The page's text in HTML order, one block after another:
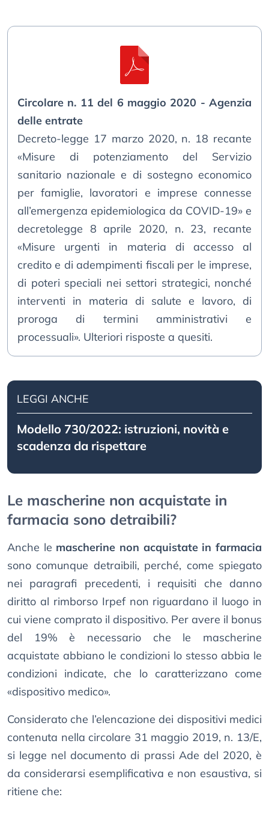
Circolare n. 11 del 6 maggio 2020 - Agenzia
delle entrate
Decreto-legge 17 marzo 2020, n. 18 recante
«Misure di potenziamento del Servizio
sanitario nazionale e di sostegno economico
per famiglie, lavoratori e imprese connesse
all’emergenza epidemiologica da COVID-19» e
decretolegge 8 aprile 2020, n. 23, recante
«Misure urgenti in materia di accesso al
credito e di adempimenti fiscali per le imprese,
di poteri speciali nei settori strategici, nonché
interventi in materia di salute e lavoro, di
proroga di termini amministrativi e
processuali». Ulteriori risposte a quesiti.
LEGGI ANCHE
Modello 730/2022: istruzioni, novità e
scadenza da rispettare
Le mascherine non acquistate in
farmacia sono detraibili?
Anche le mascherine non acquistate in farmacia
sono comunque detraibili, perché, come spiegato
nei paragrafi precedenti, i requisiti che danno
diritto al rimborso Irpef non riguardano il luogo in
cui viene comprato il dispositivo. Per avere il bonus
del 19% è necessario che le mascherine
acquistate abbiano le condizioni lo stesso abbia le
condizioni indicate, che lo caratterizzano come
«dispositivo medico».
Considerato che l’elencazione dei dispositivi medici
contenuta nella circolare 31 maggio 2019, n. 13/E,
si legge nel documento di prassi Ade del 2020, è
da considerarsi esemplificativa e non esaustiva, si
ritiene che: